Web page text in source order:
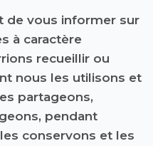
de vous informer sur
à caractère
recueillir ou
nous les utilisons et
partageons,
pendant
conservons et les